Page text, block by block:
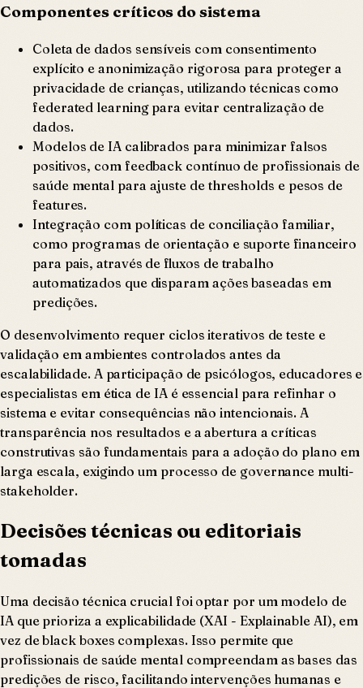
Componentes críticos do sistema
Coleta de dados sensíveis com consentimento
explícito e anonimização rigorosa para proteger a
privacidade de crianças, utilizando técnicas como
federated learning para evitar centralização de
dados.
Modelos de IA calibrados para minimizar falsos
positivos, com feedback contínuo de profissionais de
saúde mental para ajuste de thresholds e pesos de
features.
Integração com políticas de conciliação familiar,
como programas de orientação e suporte financeiro
para pais, através de fluxos de trabalho
automatizados que disparam ações baseadas em
predições.
O desenvolvimento requer ciclos iterativos de teste e
validação em ambientes controlados antes da
escalabilidade. A participação de psicólogos, educadores e
especialistas em ética de IA é essencial para refinhar o
sistema e evitar consequências não intencionais. A
transparência nos resultados e a abertura a críticas
construtivas são fundamentais para a adoção do plano em
larga escala, exigindo um processo de governance multi-
stakeholder.
Decisões técnicas ou editoriais
tomadas
Uma decisão técnica crucial foi optar por um modelo de
IA que prioriza a explicabilidade (XAI - Explainable AI), em
vez de black boxes complexas. Isso permite que
profissionais de saúde mental compreendam as bases das
predições de risco, facilitando intervenções humanas e